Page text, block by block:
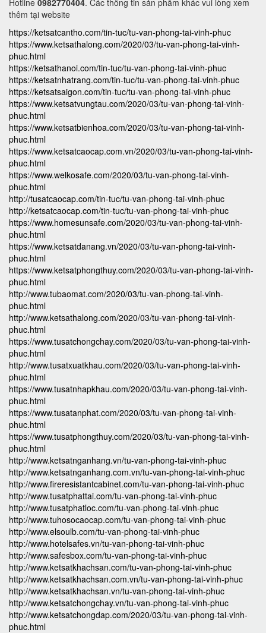
Hotline 0982770404. Các thông tin sản phẩm khác vui lòng xem
thêm tại website
https://ketsatcantho.com/tin-tuc/tu-van-phong-tai-vinh-phuc
https://www.ketsathalong.com/2020/03/tu-van-phong-tai-vinh-
phuc.html
https://ketsathanoi.com/tin-tuc/tu-van-phong-tai-vinh-phuc
https://ketsatnhatrang.com/tin-tuc/tu-van-phong-tai-vinh-phuc
https://ketsatsaigon.com/tin-tuc/tu-van-phong-tai-vinh-phuc
https://www.ketsatvungtau.com/2020/03/tu-van-phong-tai-vinh-
phuc.html
https://www.ketsatbienhoa.com/2020/03/tu-van-phong-tai-vinh-
phuc.html
https://www.ketsatcaocap.com.vn/2020/03/tu-van-phong-tai-vinh-
phuc.html
https://www.welkosafe.com/2020/03/tu-van-phong-tai-vinh-
phuc.html
http://tusatcaocap.com/tin-tuc/tu-van-phong-tai-vinh-phuc
http://ketsatcaocap.com/tin-tuc/tu-van-phong-tai-vinh-phuc
https://www.homesunsafe.com/2020/03/tu-van-phong-tai-vinh-
phuc.html
https://www.ketsatdanang.vn/2020/03/tu-van-phong-tai-vinh-
phuc.html
https://www.ketsatphongthuy.com/2020/03/tu-van-phong-tai-vinh-
phuc.html
http://www.tubaomat.com/2020/03/tu-van-phong-tai-vinh-
phuc.html
http://www.ketsathalong.com/2020/03/tu-van-phong-tai-vinh-
phuc.html
https://www.tusatchongchay.com/2020/03/tu-van-phong-tai-vinh-
phuc.html
http://www.tusatxuatkhau.com/2020/03/tu-van-phong-tai-vinh-
phuc.html
https://www.tusatnhapkhau.com/2020/03/tu-van-phong-tai-vinh-
phuc.html
https://www.tusatanphat.com/2020/03/tu-van-phong-tai-vinh-
phuc.html
https://www.tusatphongthuy.com/2020/03/tu-van-phong-tai-vinh-
phuc.html
http://www.ketsatnganhang.vn/tu-van-phong-tai-vinh-phuc
http://www.ketsatnganhang.com.vn/tu-van-phong-tai-vinh-phuc
http://www.fireresistantcabinet.com/tu-van-phong-tai-vinh-phuc
http://www.tusatphattai.com/tu-van-phong-tai-vinh-phuc
http://www.tusatphatloc.com/tu-van-phong-tai-vinh-phuc
http://www.tuhosocaocap.com/tu-van-phong-tai-vinh-phuc
http://www.elsoulb.com/tu-van-phong-tai-vinh-phuc
http://www.hotelsafes.vn/tu-van-phong-tai-vinh-phuc
http://www.safesbox.com/tu-van-phong-tai-vinh-phuc
http://www.ketsatkhachsan.com/tu-van-phong-tai-vinh-phuc
http://www.ketsatkhachsan.com.vn/tu-van-phong-tai-vinh-phuc
http://www.ketsatkhachsan.vn/tu-van-phong-tai-vinh-phuc
http://www.ketsatchongchay.vn/tu-van-phong-tai-vinh-phuc
http://www.ketsatchongdap.com/2020/03/tu-van-phong-tai-vinh-
phuc.html